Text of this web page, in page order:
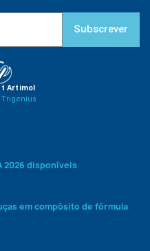
Subscrever
Artimol
Trigenius
2026 disponíveis
em compósito de fórmula